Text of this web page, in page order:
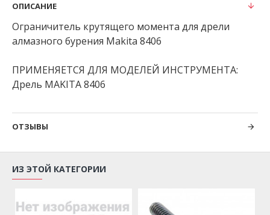
ОПИСАНИЕ
Ограничитель крутящего момента для дрели
алмазного бурения Makita 8406
ПРИМЕНЯЕТСЯ ДЛЯ МОДЕЛЕЙ ИНСТРУМЕНТА:
Дрель MAKITA 8406
ОТЗЫВЫ
ИЗ ЭТОЙ КАТЕГОРИИ